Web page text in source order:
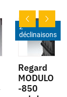
2
déclinaisons
Regard
MODULO
-850